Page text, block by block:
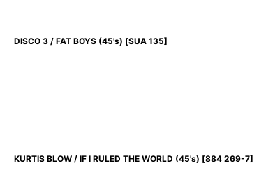
DISCO 3 / FAT BOYS (45's) [SUA 135]
KURTIS BLOW / IF I RULED THE WORLD (45's) [884 269-7]